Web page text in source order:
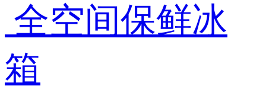
全空间保鲜冰
箱